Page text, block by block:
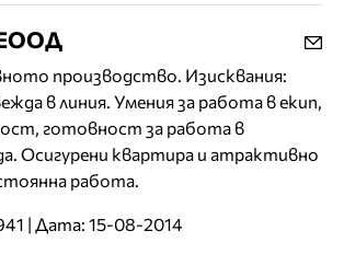
производство. Изисквания:
в линия. Умения за работа в екип,
готовност за работа в
Осигурени квартира и атрактивно
работа.
| Дата: 15-08-2014